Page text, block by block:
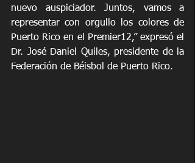
nuevo auspiciador. Juntos, vamos a
representar con orgullo los colores de
Puerto Rico en el Premier12,” expresó el
Dr. José Daniel Quiles, presidente de la
Federación de Béisbol de Puerto Rico.